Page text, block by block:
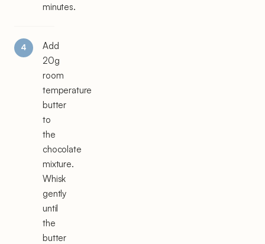
minutes.
Add
20g
room
temperature
butter
to
the
chocolate
mixture.
Whisk
gently
until
the
butter